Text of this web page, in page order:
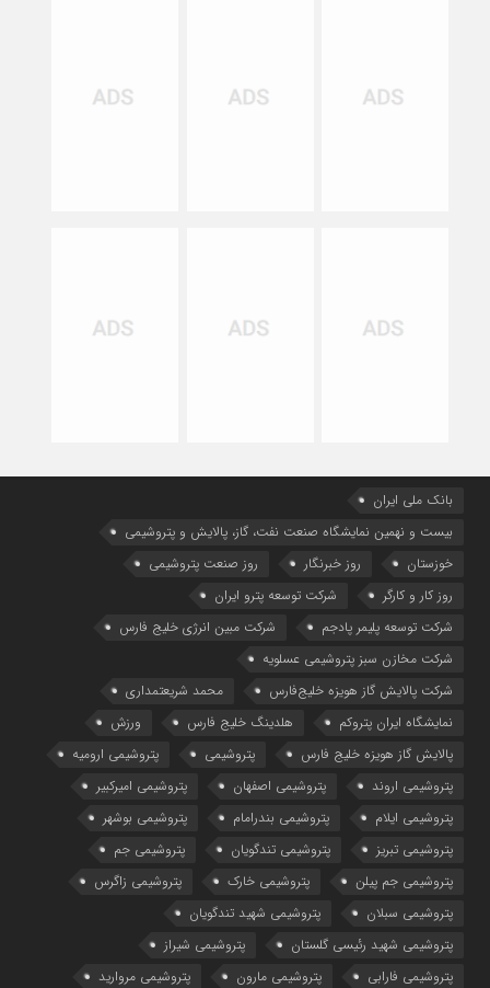
بانک ملی ایران
بیست و نهمین نمایشگاه صنعت نفت، گاز، پالایش و پتروشیمی
خوزستان
روز خبرنگار
روز صنعت پتروشیمی
روز کار و کارگر
شركت توسعه پترو ایران
شرکت توسعه پلیمر پادجم
شرکت مبین انرژی خلیج فارس
شرکت مخازن سبز پتروشیمی عسلویه
شرکت پالایش گاز هویزه خلیج‌فارس
محمد شریعتمداری
نمایشگاه ایران پتروکم
هلدینگ خلیج فارس
ورزش
پالایش گاز هویزه خلیج فارس
پتروشیمی
پتروشیمی ارومیه
پتروشیمی اروند
پتروشیمی اصفهان
پتروشیمی امیرکبیر
پتروشیمی ایلام
پتروشیمی بندرامام
پتروشیمی بوشهر
پتروشیمی تبریز
پتروشیمی تندگویان
پتروشیمی جم
پتروشیمی جم پیلن
پتروشیمی خارک
پتروشیمی زاگرس
پتروشیمی سبلان
پتروشیمی شهید تندگویان
پتروشیمی شهید رئیسی گلستان
پتروشیمی شیراز
پتروشیمی فارابی
پتروشیمی مارون پتروشیمی مروارید